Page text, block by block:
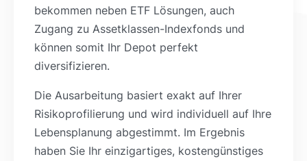
bekommen neben ETF Lösungen, auch
Zugang zu Assetklassen-Indexfonds und
können somit Ihr Depot perfekt
diversifizieren.
Die Ausarbeitung basiert exakt auf Ihrer
Risikoprofilierung und wird individuell auf Ihre
Lebensplanung abgestimmt. Im Ergebnis
haben Sie Ihr einzigartiges, kostengünstiges